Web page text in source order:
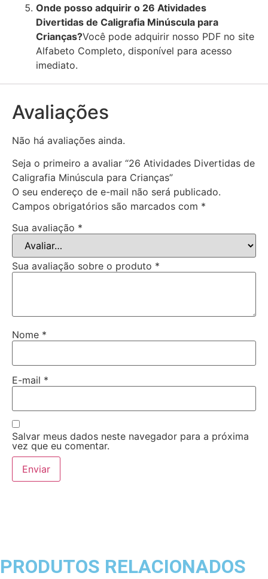
Onde posso adquirir o 26 Atividades
Divertidas de Caligrafia Minúscula para
Crianças?Você pode adquirir nosso PDF no site
Alfabeto Completo, disponível para acesso
imediato.
Avaliações
Não há avaliações ainda.
Seja o primeiro a avaliar “26 Atividades Divertidas de
Caligrafia Minúscula para Crianças”
O seu endereço de e-mail não será publicado.
Campos obrigatórios são marcados com *
Sua avaliação *
Sua avaliação sobre o produto *
Nome *
E-mail *
Salvar meus dados neste navegador para a próxima
vez que eu comentar.
PRODUTOS RELACIONADOS